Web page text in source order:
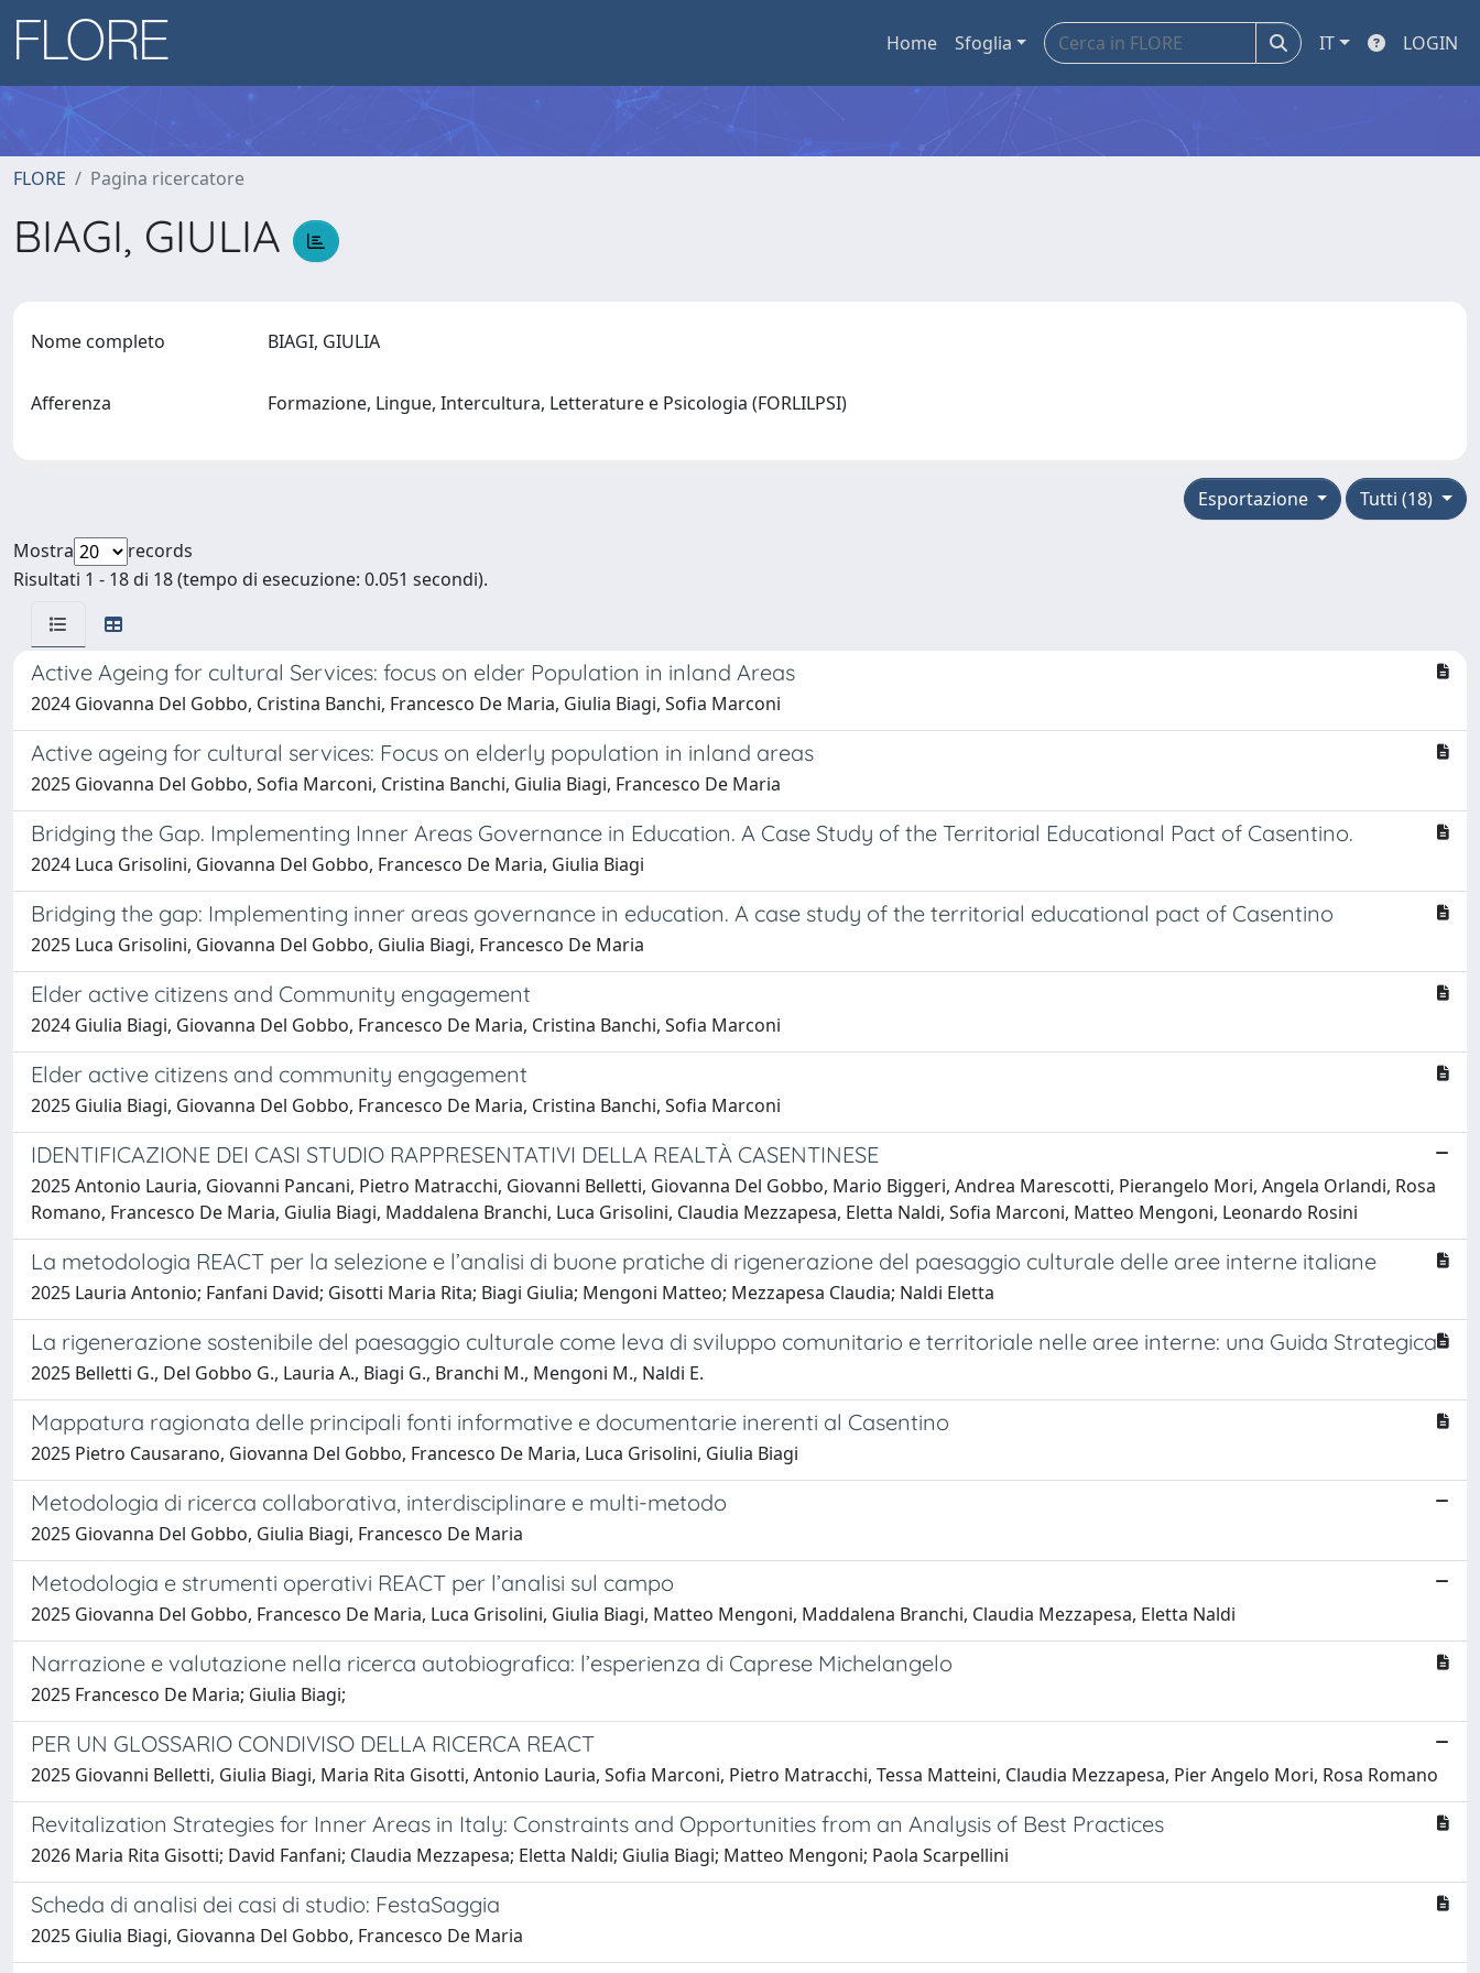
Home Sfoglia IT LOGIN
FLORE Pagina ricercatore
BIAGI, GIULIA
Nome completo BIAGI, GIULIA
Afferenza Formazione, Lingue, Intercultura, Letterature e Psicologia (FORLILPSI)
Tutti (18)
Esportazione
Mostra
records
Risultati 1 - 18 di 18 (tempo di esecuzione: 0.051 secondi).
Active Ageing for cultural Services: focus on elder Population in inland Areas
2024 Giovanna Del Gobbo, Cristina Banchi, Francesco De Maria, Giulia Biagi, Sofia Marconi
Active ageing for cultural services: Focus on elderly population in inland areas
2025 Giovanna Del Gobbo, Sofia Marconi, Cristina Banchi, Giulia Biagi, Francesco De Maria
Bridging the Gap. Implementing Inner Areas Governance in Education. A Case Study of the Territorial Educational Pact of Casentino.
2024 Luca Grisolini, Giovanna Del Gobbo, Francesco De Maria, Giulia Biagi
Bridging the gap: Implementing inner areas governance in education. A case study of the territorial educational pact of Casentino
2025 Luca Grisolini, Giovanna Del Gobbo, Giulia Biagi, Francesco De Maria
Elder active citizens and Community engagement
2024 Giulia Biagi, Giovanna Del Gobbo, Francesco De Maria, Cristina Banchi, Sofia Marconi
Elder active citizens and community engagement
2025 Giulia Biagi, Giovanna Del Gobbo, Francesco De Maria, Cristina Banchi, Sofia Marconi
IDENTIFICAZIONE DEI CASI STUDIO RAPPRESENTATIVI DELLA REALTÀ CASENTINESE
2025 Antonio Lauria, Giovanni Pancani, Pietro Matracchi, Giovanni Belletti, Giovanna Del Gobbo, Mario Biggeri, Andrea Marescotti, Pierangelo Mori, Angela Orlandi, Rosa
Romano, Francesco De Maria, Giulia Biagi, Maddalena Branchi, Luca Grisolini, Claudia Mezzapesa, Eletta Naldi, Sofia Marconi, Matteo Mengoni, Leonardo Rosini
La metodologia REACT per la selezione e l’analisi di buone pratiche di rigenerazione del paesaggio culturale delle aree interne italiane
2025 Lauria Antonio; Fanfani David; Gisotti Maria Rita; Biagi Giulia; Mengoni Matteo; Mezzapesa Claudia; Naldi Eletta
La rigenerazione sostenibile del paesaggio culturale come leva di sviluppo comunitario e territoriale nelle aree interne: una Guida Strategica
2025 Belletti G., Del Gobbo G., Lauria A., Biagi G., Branchi M., Mengoni M., Naldi E.
Mappatura ragionata delle principali fonti informative e documentarie inerenti al Casentino
2025 Pietro Causarano, Giovanna Del Gobbo, Francesco De Maria, Luca Grisolini, Giulia Biagi
Metodologia di ricerca collaborativa, interdisciplinare e multi-metodo
2025 Giovanna Del Gobbo, Giulia Biagi, Francesco De Maria
Metodologia e strumenti operativi REACT per l’analisi sul campo
2025 Giovanna Del Gobbo, Francesco De Maria, Luca Grisolini, Giulia Biagi, Matteo Mengoni, Maddalena Branchi, Claudia Mezzapesa, Eletta Naldi
Narrazione e valutazione nella ricerca autobiografica: l’esperienza di Caprese Michelangelo
2025 Francesco De Maria; Giulia Biagi;
PER UN GLOSSARIO CONDIVISO DELLA RICERCA REACT
2025 Giovanni Belletti, Giulia Biagi, Maria Rita Gisotti, Antonio Lauria, Sofia Marconi, Pietro Matracchi, Tessa Matteini, Claudia Mezzapesa, Pier Angelo Mori, Rosa Romano
Revitalization Strategies for Inner Areas in Italy: Constraints and Opportunities from an Analysis of Best Practices
2026 Maria Rita Gisotti; David Fanfani; Claudia Mezzapesa; Eletta Naldi; Giulia Biagi; Matteo Mengoni; Paola Scarpellini
Scheda di analisi dei casi di studio: FestaSaggia
2025 Giulia Biagi, Giovanna Del Gobbo, Francesco De Maria